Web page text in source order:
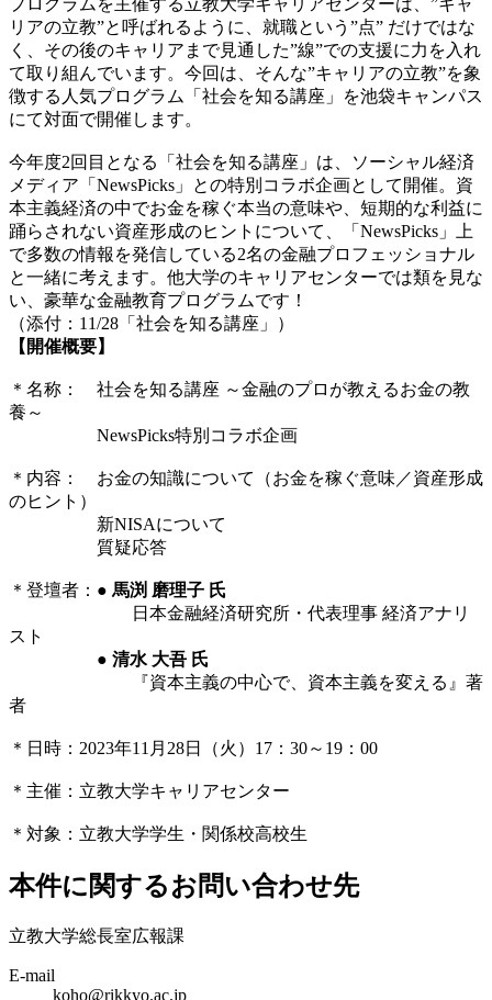
リアの立教”と呼ばれるように、就職という”点” だけではな
く、その後のキャリアまで見通した”線”での支援に力を入れ
て取り組んでいます。今回は、そんな”キャリアの立教”を象
徴する人気プログラム「社会を知る講座」を池袋キャンパス
にて対面で開催します。
今年度2回目となる「社会を知る講座」は、ソーシャル経済
メディア「NewsPicks」との特別コラボ企画として開催。資
本主義経済の中でお金を稼ぐ本当の意味や、短期的な利益に
踊らされない資産形成のヒントについて、「NewsPicks」上
で多数の情報を発信している2名の金融プロフェッショナル
と一緒に考えます。他大学のキャリアセンターでは類を見な
い、豪華な金融教育プログラムです！
（添付：11/28「社会を知る講座」）
【開催概要】
＊名称： 社会を知る講座 ～金融のプロが教えるお金の教
養～
NewsPicks特別コラボ企画
＊内容： お金の知識について（お金を稼ぐ意味／資産形成
のヒント）
新NISAについて
質疑応答
＊登壇者：● 馬渕 磨理子 氏
日本金融経済研究所・代表理事 経済アナリ
スト
● 清水 大吾 氏
『資本主義の中心で、資本主義を変える』著
者
＊日時：2023年11月28日（火）17：30～19：00
＊主催：立教大学キャリアセンター
＊対象：立教大学学生・関係校高校生
本件に関するお問い合わせ先
立教大学総長室広報課
E-mail
koho@rikkyo.ac.jp